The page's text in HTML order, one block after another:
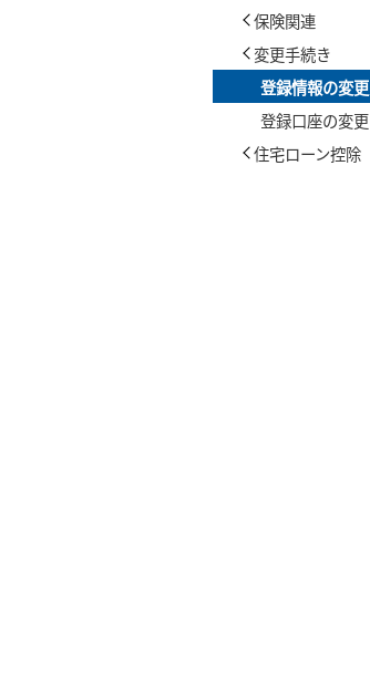
保険関連
変更手続き
登録情報の変更
登録口座の変更
住宅ローン控除